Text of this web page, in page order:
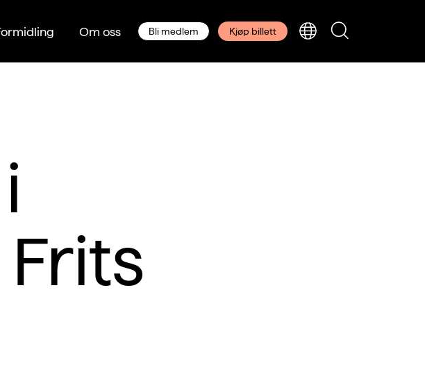
Om oss Bli medlem Kjøp billett